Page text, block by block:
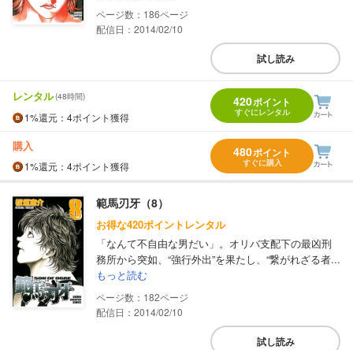
186
配信日：2014/02/10
試し読み
レンタル(48時間)
1%還元 ：4ポイント獲得
420ポイント
すぐにレンタル
購入
1%還元 ：4ポイント獲得
480ポイント
すぐに購入
範馬刃牙（8）
お得な420ポイントレンタル
「なんて不自由な男だい」。オリバ支配下の最凶刑
務所から突如、“強行外出”を果たし、“繋がれざる者...
もっと読む
182
配信日：2014/02/10
試し読み